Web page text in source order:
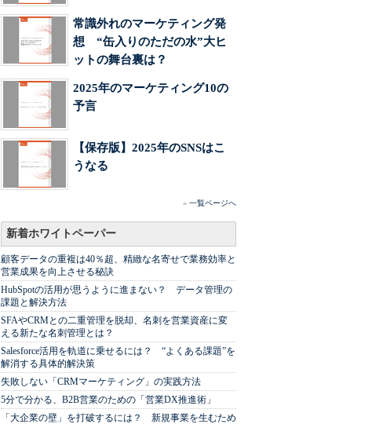
常識外れのマーケティング発
想 “缶入りのただの水”大ヒ
ットの舞台裏は？
2025年のマーケティング10の
予言
【保存版】2025年のSNSはこ
うなる
» 一覧ページへ
新着ホワイトペーパー
顧客データの重複は40％超、精緻な名寄せで業務効率と
営業成果を向上させる秘訣
HubSpotの活用が思うように進まない？ データ管理の
課題と解決方法
SFAやCRMとの二重管理を脱却、名刺を営業資産に変
える新たな名刺管理とは？
Salesforce活用を軌道に乗せるには？ “よくある課題”を
解消する具体的解決策
失敗しない「CRMマーケティング」の実践方法
5分で分かる、B2B営業のための「営業DX推進術」
「大企業の壁」を打破するには？ 新規事業を生むため